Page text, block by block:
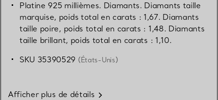
Platine 925 millièmes. Diamants. Diamants taille
marquise, poids total en carats : 1,67. Diamants
taille poire, poids total en carats : 1,48. Diamants
taille brillant, poids total en carats : 1,10.
SKU 35390529 (États-Unis)
Afficher plus de détails